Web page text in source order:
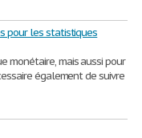
pour les statistiques
monétaire, mais aussi pour
également de suivre